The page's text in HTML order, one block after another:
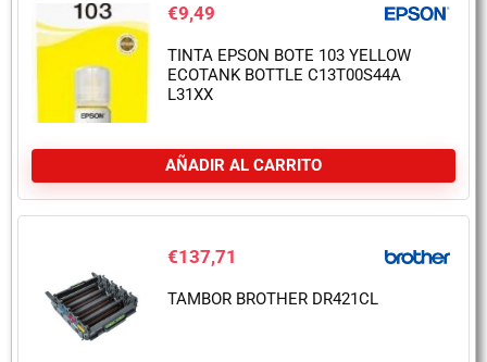
€9,49
TINTA EPSON BOTE 103 YELLOW
ECOTANK BOTTLE C13T00S44A
L31XX
AÑADIR AL CARRITO
€137,71
TAMBOR BROTHER DR421CL